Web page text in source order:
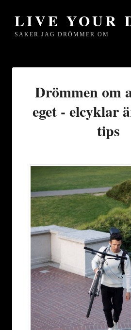
LIVE YOUR
SAKER JAG DRÖMMER OM
Drömmen om
eget - elcyklar
tips